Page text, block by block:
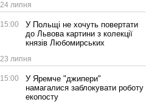
24 липня
15:00
У Польщі не хочуть повертати
до Львова картини з колекції
князів Любомирських
23 липня
15:00
У Яремче "джипери"
намагалися заблокувати роботу
екопосту